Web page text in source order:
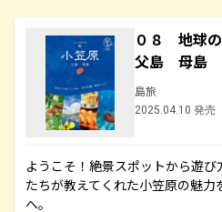
０８ 地球
父島 母島
島旅
2025.04.10 発売
ようこそ！絶景スポットから遊
たちが教えてくれた小笠原の魅
へ。